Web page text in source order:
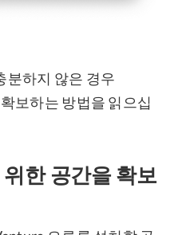
분하지 않은 경우
보하는 방법을 읽으십
한 공간을 확보